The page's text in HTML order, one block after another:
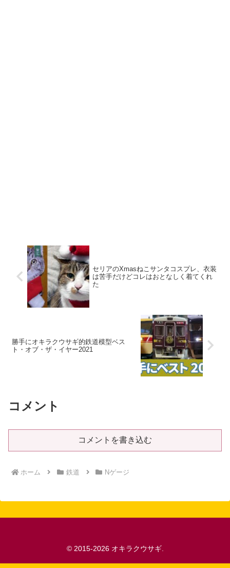
セリアのXmasねこサンタコスプレ、衣装
は苦手だけどコレはおとなしく着てくれ
た
勝手にオキラクウサギ的鉄道模型ベス
ト・オブ・ザ・イヤー2021
コメント
コメントを書き込む
ホーム 鉄道 Nゲージ
© 2015-2026 オキラクウサギ.